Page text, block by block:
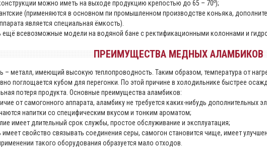
можно иметь на выходе продукцию крепостью до 65 – 70о);
(применяются в основном пи промышленном производстве коньяка,
является специальная ёмкость).
всевозможные модели на водяной бане с ректификационными колоннами и
ПРЕИМУЩЕСТВА МЕДНЫХ АЛАМБИКОВ
имеющий высокую теплопроводность. Таким образом, температура от
поглощается кубом для перегонки. По этой причине в холодильнике быстрее
потеря продукта. Основные преимущества аламбиков:
от самогонного аппарата, аламбику не требуется каких-нибудь дополнительных
напитки со специфическим вкусом и тонким ароматом;
имеет длительный срок службы, простое обслуживание и эксплуатация;
имеет свойство связывать соединения серы, самогон становится чище, имеет
такого оборудования образуется мало отходов.